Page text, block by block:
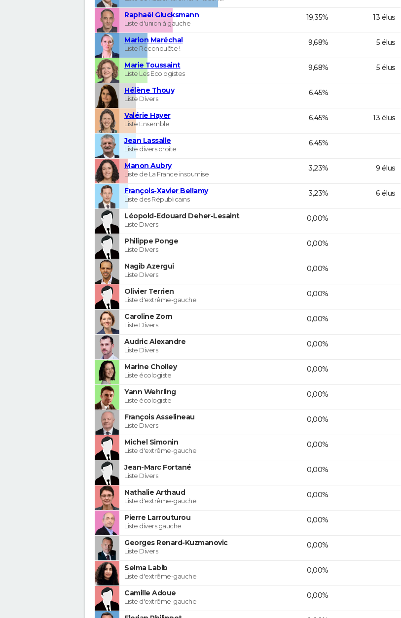
Raphaël Glucksmann
Liste d'union à gauche
19,35% 13 élus
Marion Maréchal
Liste Reconquête !
9,68% 5 élus
Marie Toussaint
Liste Les Ecologistes
9,68% 5 élus
Hélène Thouy
Liste Divers
6,45%
Valérie Hayer
Liste Ensemble
6,45% 13 élus
Jean Lassalle
Liste divers droite
6,45%
Manon Aubry
Liste de La France insoumise
3,23% 9 élus
François-Xavier Bellamy
Liste des Républicains
3,23% 6 élus
Léopold-Edouard Deher-Lesaint
Liste Divers
0,00%
Philippe Ponge
Liste Divers
0,00%
Nagib Azergui
Liste Divers
0,00%
Olivier Terrien
Liste d'extrême-gauche
0,00%
Caroline Zorn
Liste Divers
0,00%
Audric Alexandre
Liste Divers
0,00%
Marine Cholley
Liste écologiste
0,00%
Yann Wehrling
Liste écologiste
0,00%
François Asselineau
Liste Divers
0,00%
Michel Simonin
Liste d'extrême-gauche
0,00%
Jean-Marc Fortané
Liste Divers
0,00%
Nathalie Arthaud
Liste d'extrême-gauche
0,00%
Pierre Larrouturou
Liste divers gauche
0,00%
Georges Renard-Kuzmanovic
Liste Divers
0,00%
Selma Labib
Liste d'extrême-gauche
0,00%
Camille Adoue
Liste d'extrême-gauche
0,00%